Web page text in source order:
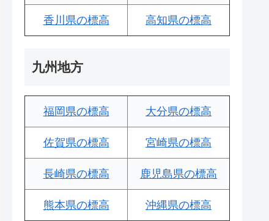
香川県の標高 高知県の標高
九州地方
福岡県の標高 大分県の標高
佐賀県の標高 宮崎県の標高
長崎県の標高 鹿児島県の標高
熊本県の標高 沖縄県の標高